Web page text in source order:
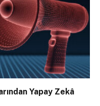
Yapay Zekâ